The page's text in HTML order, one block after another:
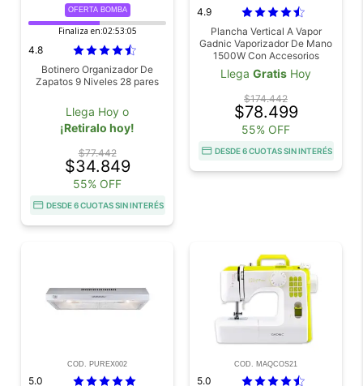
OFERTA BOMBA
Finaliza en:02:53:04
4.8
Botinero Organizador De
Zapatos 9 Niveles 28 pares
Llega Hoy o
¡Retiralo hoy!
$77.442
$34.849
55% OFF
DESDE 6 CUOTAS SIN INTERÉS
4.9
Plancha Vertical A Vapor
Gadnic Vaporizador De Mano
1500W Con Accesorios
Llega Gratis Hoy
$174.442
$78.499
55% OFF
DESDE 6 CUOTAS SIN INTERÉS
COD. PUREX002
5.0
COD. MAQCOS21
5.0